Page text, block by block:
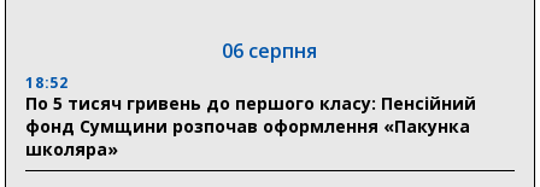
06 серпня
18:52
По 5 тисяч гривень до першого класу: Пенсійний
фонд Сумщини розпочав оформлення «Пакунка
школяра»